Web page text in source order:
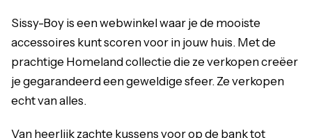
Sissy-Boy is een webwinkel waar je de mooiste
accessoires kunt scoren voor in jouw huis. Met de
prachtige Homeland collectie die ze verkopen creëer
je gegarandeerd een geweldige sfeer. Ze verkopen
echt van alles.
Van heerlijk zachte kussens voor op de bank tot